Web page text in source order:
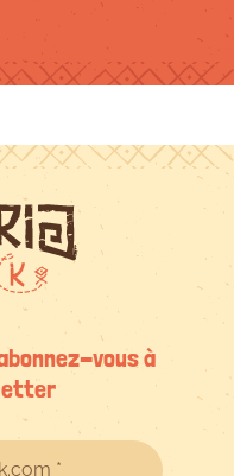
vous à